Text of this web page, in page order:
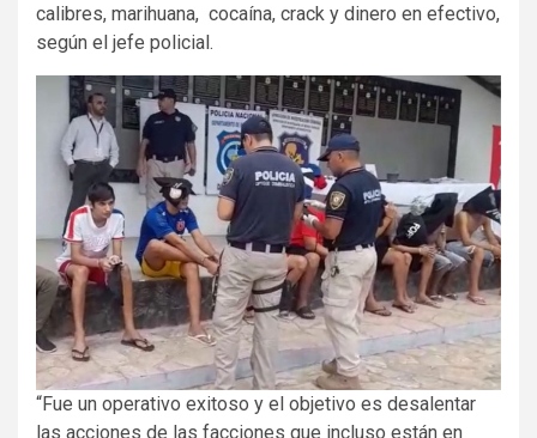
calibres, marihuana, cocaína, crack y dinero en efectivo,
según el jefe policial.
“Fue un operativo exitoso y el objetivo es desalentar
las acciones de las facciones que incluso están en